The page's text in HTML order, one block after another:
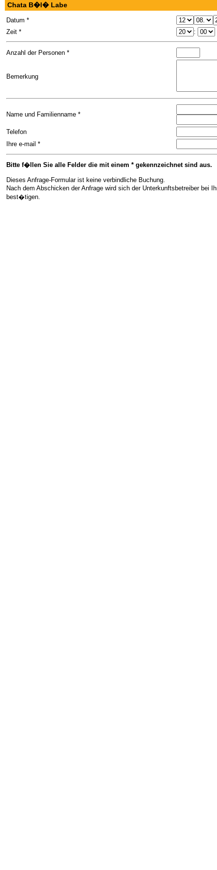
Chata B�l� Labe
Datum *
Zeit *
:
Anzahl der Personen *
Bemerkung
Name und Familienname *
Telefon
Ihre e-mail *
Bitte f�llen Sie alle Felder die mit einem * gekennzeichnet sind aus.
Dieses Anfrage-Formular ist keine verbindliche Buchung.
Nach dem Abschicken der Anfrage wird sich der Unterkunftsbetreiber bei
best�tigen.